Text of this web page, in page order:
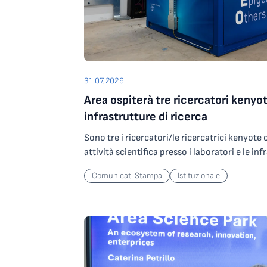
31.07.2026
Area ospiterà tre ricercatori
infrastrutture di ricerca
Sono tre i ricercatori/le ricercatrici kenyote
attività scientifica presso i laboratori e le
Science Park grazie a un contributo del
Ricerca che l’Ente ha ottenuto partecipando
nell’ambito degli investimenti del PNRR. In
potranno svolgere attività di ricerca presso
altamente specializzata per lo studio di
operando su ORFEO, centro per il calcolo
Comunicati Stampa Istituzionale